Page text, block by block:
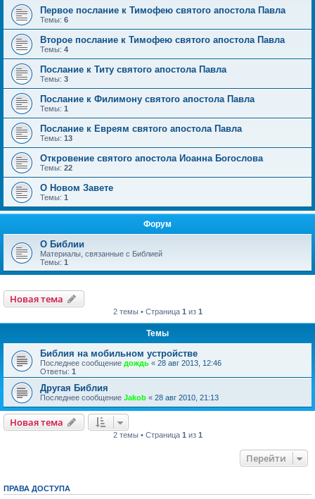
Первое послание к Тимофею святого апостола Павла
Темы: 6
Второе послание к Тимофею святого апостола Павла
Темы: 4
Послание к Титу святого апостола Павла
Темы: 3
Послание к Филимону святого апостола Павла
Темы: 1
Послание к Евреям святого апостола Павла
Темы: 13
Откровение святого апостола Иоанна Богослова
Темы: 22
О Новом Завете
Темы: 1
Форум
О Библии
Материалы, связанные с Библией
Темы: 1
Новая тема
2 темы • Страница 1 из 1
Темы
Библия на мобильном устройстве
Последнее сообщение дождь « 28 авг 2013, 12:46
Ответы: 1
Другая Библия
Последнее сообщение Jakob « 28 авг 2010, 21:13
Новая тема
2 темы • Страница 1 из 1
Перейти
ПРАВА ДОСТУПА